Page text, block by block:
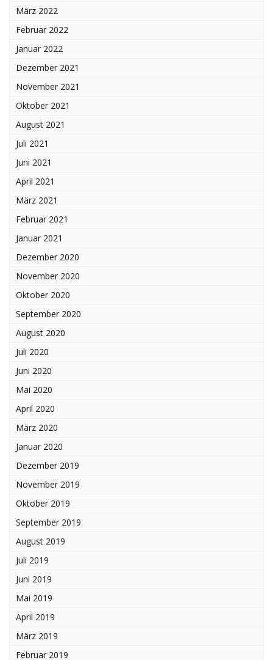
März 2022
Februar 2022
Januar 2022
Dezember 2021
November 2021
Oktober 2021
August 2021
Juli 2021
Juni 2021
April 2021
März 2021
Februar 2021
Januar 2021
Dezember 2020
November 2020
Oktober 2020
September 2020
August 2020
Juli 2020
Juni 2020
Mai 2020
April 2020
März 2020
Januar 2020
Dezember 2019
November 2019
Oktober 2019
September 2019
August 2019
Juli 2019
Juni 2019
Mai 2019
April 2019
März 2019
Februar 2019